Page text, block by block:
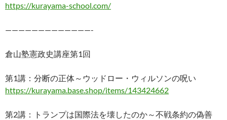
https://kurayama-school.com/
—————————————-
倉山塾憲政史講座第1回
第1講：分断の正体～ウッドロー・ウィルソンの呪い
https://kurayama.base.shop/items/143424662
第2講：トランプは国際法を壊したのか～不戦条約の偽善